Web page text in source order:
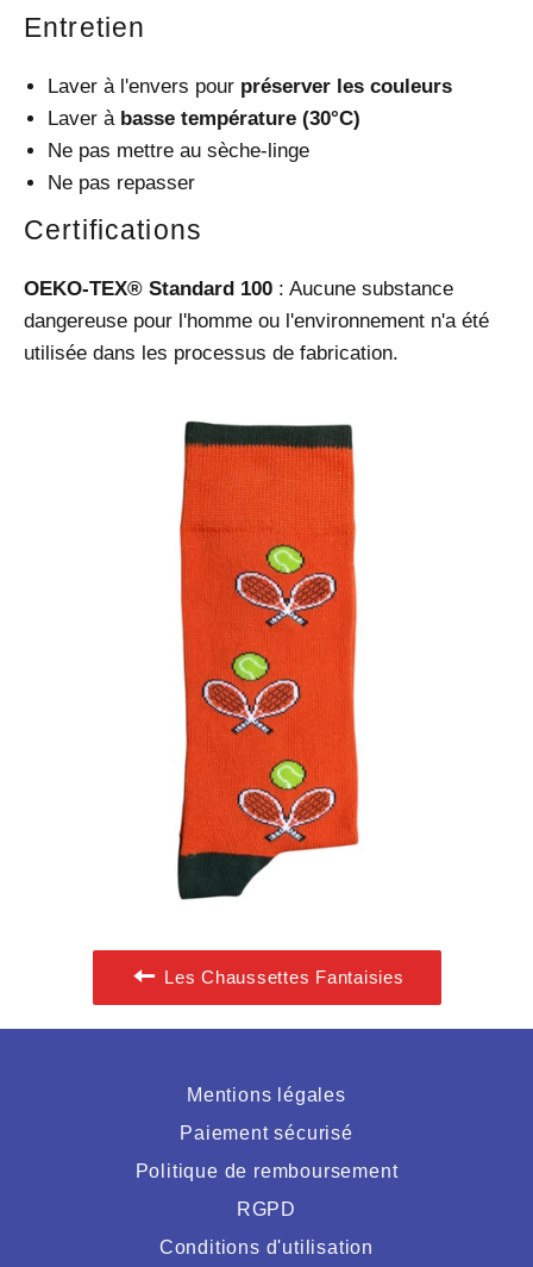
Entretien
Laver à l'envers pour préserver les couleurs
Laver à basse température (30°C)
Ne pas mettre au sèche-linge
Ne pas repasser
Certifications
OEKO-TEX® Standard 100 : Aucune substance
dangereuse pour l'homme ou l'environnement n'a été
utilisée dans les processus de fabrication.
Les Chaussettes Fantaisies
Mentions légales
Paiement sécurisé
Politique de remboursement
RGPD
Conditions d'utilisation